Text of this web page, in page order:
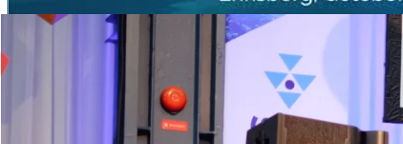
Nordic Seafood Summit 2026
Mötesplatsen för sjömatens hela värdekedja